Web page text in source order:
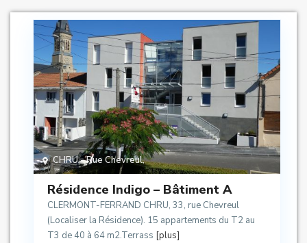
CHRU - Rue Chevreul,
Résidence Indigo – Bâtiment A
CLERMONT-FERRAND CHRU, 33, rue Chevreul
(Localiser la Résidence). 15 appartements du T2 au
T3 de 40 à 64 m2.Terrass [plus]